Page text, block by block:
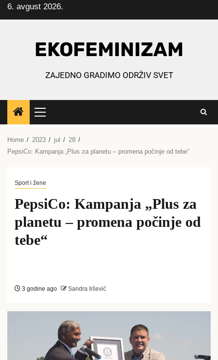
Skip
to
6. avgust 2026.
EKOFEMINIZAM
ZAJEDNO GRADIMO ODRŽIV SVET
Primary
Menu
Home 2023 jul
28
PepsiCo: Kampanja „Plus za planetu – promena počinje od tebe“
Sport i žene
PepsiCo: Kampanja „Plus za
planetu – promena počinje od
tebe“
3 godine ago Sandra Iršević